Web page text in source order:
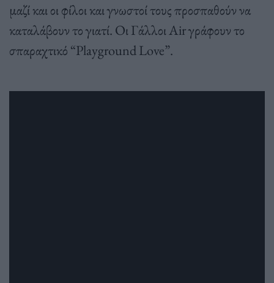
μαζί και οι φίλοι και γνωστοί τους προσπαθούν να
καταλάβουν το γιατί. Οι Γάλλοι Air γράφουν το
σπαραχτικό “Playground Love”.